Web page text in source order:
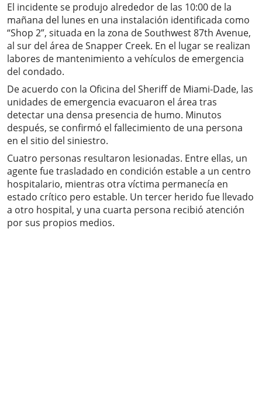
El incidente se produjo alrededor de las 10:00 de la
mañana del lunes en una instalación identificada como
“Shop 2”, situada en la zona de Southwest 87th Avenue,
al sur del área de Snapper Creek. En el lugar se realizan
labores de mantenimiento a vehículos de emergencia
del condado.
De acuerdo con la Oficina del Sheriff de Miami-Dade, las
unidades de emergencia evacuaron el área tras
detectar una densa presencia de humo. Minutos
después, se confirmó el fallecimiento de una persona
en el sitio del siniestro.
Cuatro personas resultaron lesionadas. Entre ellas, un
agente fue trasladado en condición estable a un centro
hospitalario, mientras otra víctima permanecía en
estado crítico pero estable. Un tercer herido fue llevado
a otro hospital, y una cuarta persona recibió atención
por sus propios medios.